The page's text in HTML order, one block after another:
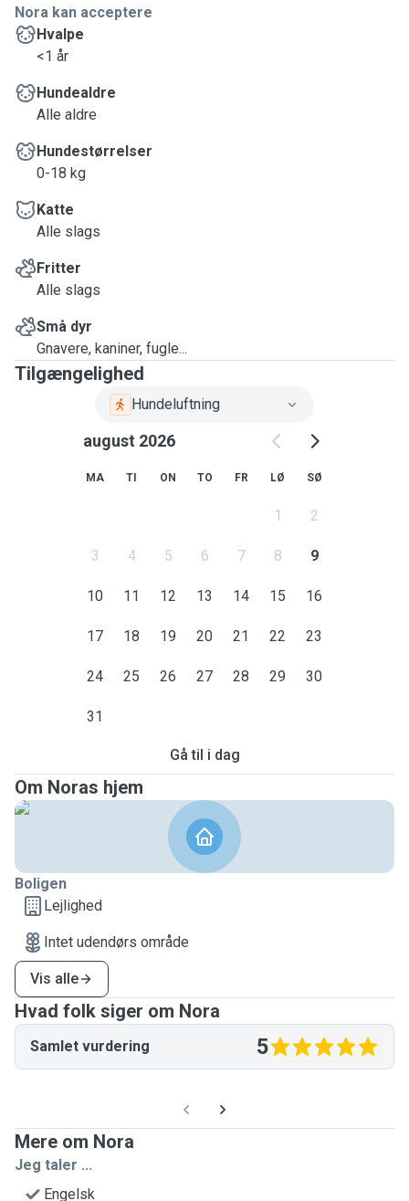
Nora kan acceptere
Hvalpe
<1 år
Hundealdre
Alle aldre
Hundestørrelser
0-18 kg
Katte
Alle slags
Fritter
Alle slags
Små dyr
Gnavere, kaniner, fugle...
Tilgængelighed
Hundeluftning
august 2026
MA TI ON TO FR LØ SØ
1 2
3 4 5 6 7 8 9
10 11 12 13 14 15 16
17 18 19 20 21 22 23
24 25 26 27 28 29 30
31
Gå til i dag
Om Noras hjem
Boligen
Lejlighed
Intet udendørs område
Vis alle
Hvad folk siger om Nora
Samlet vurdering 5
Mere om Nora
Jeg taler ...
Engelsk